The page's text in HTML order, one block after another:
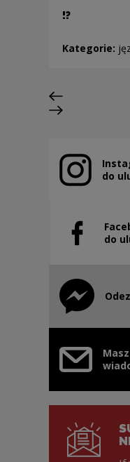
!?
Kategorie:
Previous slide
Next slide
do
Note, the link
do
Note, the
Note, the link